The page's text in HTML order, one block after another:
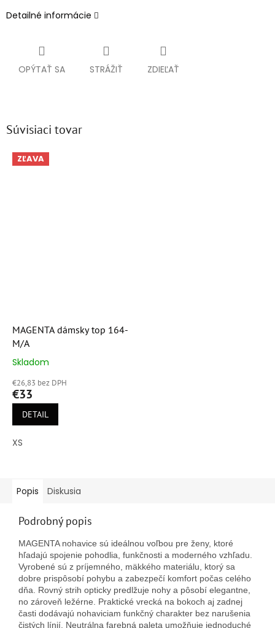
Detailné informácie
OPÝTAŤ SA STRÁŽIŤ ZDIEĽAŤ
Súvisiaci tovar
ZĽAVA
MAGENTA dámsky top 164-
M/A
Priemerné
produktu
je
5,0
hviezdičiek.
Skladom
€26,83 bez DPH
€33
DETAIL
XS
Popis Diskusia
Podrobný popis
MAGENTA nohavice sú ideálnou voľbou pre ženy, ktoré
hľadajú spojenie pohodlia, funkčnosti a moderného vzhľadu.
Vyrobené sú z príjemného, mäkkého materiálu, ktorý sa
dobre prispôsobí pohybu a zabezpečí komfort počas celého
dňa. Rovný strih opticky predlžuje nohy a pôsobí elegantne,
no zároveň ležérne. Praktické vrecká na bokoch aj zadnej
časti dodávajú nohaviciam funkčný charakter bez narušenia
čistých línií. Neutrálna farebná paleta umožňuje jednoduché